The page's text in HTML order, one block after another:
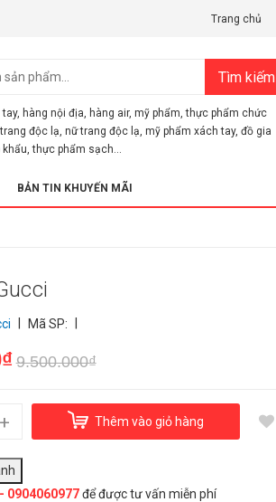
Trang chủ
Tìm kiếm
tay, hàng nội địa, hàng air, mỹ phẩm,thực phẩm chức
độc lạ, nữ trang độc lạ, mỹ phẩm xách tay, đồ gia
khẩu,thực phẩm sạch...
BẢN TIN KHUYẾN MÃI
Mã SP:
9.500.000₫
+ Thêm vào giỏ hàng
0904060977để được tư vấn miễn phí